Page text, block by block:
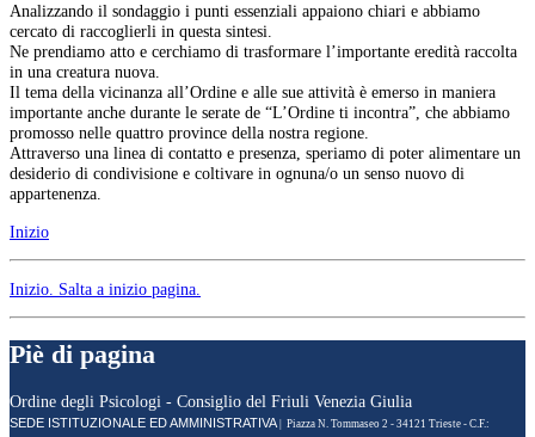
Analizzando il sondaggio i punti essenziali appaiono chiari e abbiamo
cercato di raccoglierli in questa sintesi.
Ne prendiamo atto e cerchiamo di trasformare l’importante eredità raccolta
in una creatura nuova.
Il tema della vicinanza all’Ordine e alle sue attività è emerso in maniera
importante anche durante le serate de “L’Ordine ti incontra”, che abbiamo
promosso nelle quattro province della nostra regione.
Attraverso una linea di contatto e presenza, speriamo di poter alimentare un
desiderio di condivisione e coltivare in ognuna/o un senso nuovo di
appartenenza.
Inizio
Inizio . Salta a inizio pagina.
Piè di pagina
Ordine degli Psicologi - Consiglio del Friuli Venezia Giulia
SEDE ISTITUZIONALE ED AMMINISTRATIVA | Piazza N. Tommaseo 2 - 34121 Trieste - C.F.: